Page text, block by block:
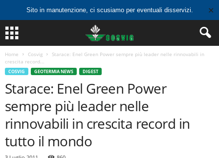
Sito in manutenzione, ci scusiamo per eventuali disservizi. ✕
Home Cosvig
Starace: Enel Green Power sempre più leader nelle rinnovabili in
crescita record...
COSVIG GEOTERMIA NEWS DIGEST
Starace: Enel Green Power
sempre più leader nelle
rinnovabili in crescita record in
tutto il mondo